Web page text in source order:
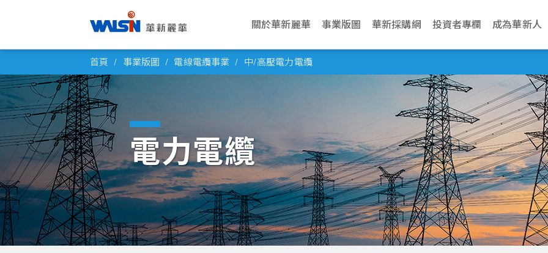
content
關於華新麗華
關於華新麗華
華新麗華股份有限公司成立於1966
年，致力電線電纜、不銹鋼、資源事
業、地產開發及再生能源領域，為大
中華區電線電纜與不銹鋼產業領導廠
商，至今已發展成為高科技及能源投
資之跨國企業集團。
了解更多
公司介紹
發展里程
團隊與組織
轉投資企業
人權政策
營運據點
業務窗口
利害關係人
事業版圖
事業版圖
華新麗華積極致力於基礎材料研發與
科技應用，在電線電纜、不銹鋼、資
源事業、商貿地產及再生能源領域中
厚植實力，朝向製造服務業，成為企
業經營的卓越典範。
了解更多
電線電纜事業
銅線材
熱軋棒
熱/冷軋鋼捲
精密薄板
小鋼胚/扁鋼胚/鋼
錠
鎳生鐵生產與銷售
冰鎳生產與銷售
代理服務
建設開發
資產管理
物業管理
華新採購網 投資者專欄
投資者專欄
華新麗華事業體不斷成長，集團企業
員工已逾五萬人，總資產逾百億美
元。瞭解華新麗華的經營格局，你將
找到最豐盈的投資佈局！
了解更多
公司治理
公司重要規章
內部稽核
風險管理
公司年報
信用評等
聯絡窗口
股東會
股價資訊
股利紀錄
重大訊息公告
問答集
當季召開資訊
歷年資料
成為華新人
成為華新人
每位員工的未來，是華新麗華的經營
重心，華新大家庭歡迎你的加入，一
同創造屬於彼此的燦爛未來！
了解更多
華新生活
社群連結
員工意見調查
求職問答集
訓練地圖
學習型組織
華新麗華學院
企業永續
華新將ESG工作落實於日常營運之
中，驅動在經濟、社會、環境各個發
展面向都能有穩健持續的進步，為永
續企業經營打下穩固根基。
了解更多
企業永續網站
高值轉型與智慧製造
關於基金會
關注領域
解憂雜貨店
最新消息
首頁 事業版圖 電線電纜事業 中/高壓電力電纜
電力電纜